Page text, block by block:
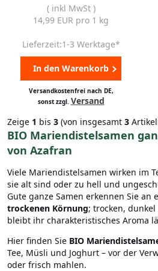
( inkl MwSt )
14,99 EUR pro 1 kg
Lieferzeit:1-3 Werktage*
In den Warenkorb
Versandkostenfrei nach DE,
sonst zzgl. Versand
Zeige 1 bis 3 (von insgesamt 3
BIO Mariendistelsamen
von Azafran
Viele Mariendistelsamen wirken im
sie alt sind oder zu hell und
Gute ganze Samen erkennen Sie an
trockenen Körnung; trocken,
bleibt ihr charakteristisches Aroma
Hier finden Sie BIO
Tee, Müsli und Joghurt – vor der
oder frisch mahlen.